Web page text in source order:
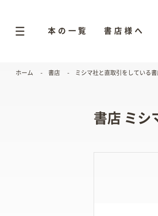
本の一覧 書店様へ
ホーム 書店 ミシマ社と直取引をしている書
書店 ミシ